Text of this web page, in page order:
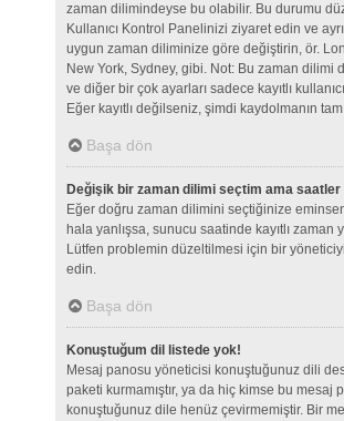
zaman dilimindeyse bu olabilir. Bu durumu
Kullanıcı Kontrol Panelinizi ziyaret edin ve
uygun zaman diliminize göre değiştirin, ör.
New York, Sydney, gibi. Not: Bu zaman dilimi
ve diğer bir çok ayarları sadece kayıtlı
Eğer kayıtlı değilseniz, şimdi kaydolmanın
Başa dön
Değişik bir zaman dilimi seçtim ama saatler
Eğer doğru zaman dilimini seçtiğinize
hala yanlışsa, sunucu saatinde kayıtlı zaman
Lütfen problemin düzeltilmesi için bir
edin.
Başa dön
Konuştuğum dil listede yok!
Mesaj panosu yöneticisi konuştuğunuz dili
paketi kurmamıştır, ya da hiç kimse bu mesaj
konuştuğunuz dile henüz çevirmemiştir. Bir